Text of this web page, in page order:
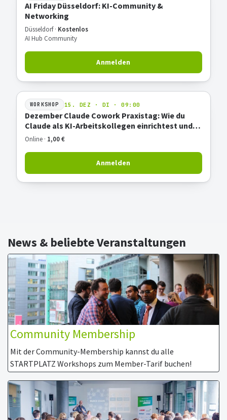
AI Friday Düsseldorf: KI-Community &
Networking
Düsseldorf · Kostenlos
AI Hub Community
Anmelden
WORKSHOP 15. DEZ · DI · 09:00
Dezember Claude Cowork Praxistag: Wie du
Claude als KI-Arbeitskollegen einrichtest und
produktiv nutzt
Online · 1,00 €
Anmelden
News & beliebte Veranstaltungen
Community Membership
Mit der Community-Membership kannst du alle
STARTPLATZ Workshops zum Member-Tarif buchen!